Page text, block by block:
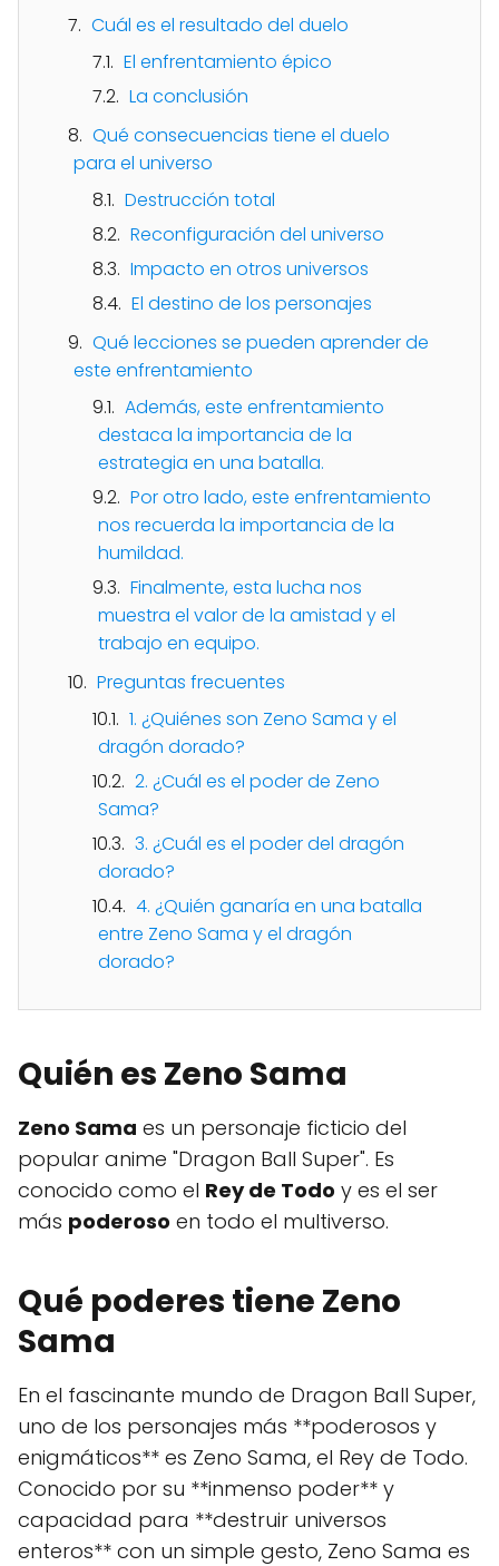
Cuál es el resultado del duelo
El enfrentamiento épico
La conclusión
Qué consecuencias tiene el duelo
para el universo
Destrucción total
Reconfiguración del universo
Impacto en otros universos
El destino de los personajes
Qué lecciones se pueden aprender de
este enfrentamiento
Además, este enfrentamiento
destaca la importancia de la
estrategia en una batalla.
Por otro lado, este enfrentamiento
nos recuerda la importancia de la
humildad.
Finalmente, esta lucha nos
muestra el valor de la amistad y el
trabajo en equipo.
Preguntas frecuentes
1. ¿Quiénes son Zeno Sama y el
dragón dorado?
2. ¿Cuál es el poder de Zeno
Sama?
3. ¿Cuál es el poder del dragón
dorado?
4. ¿Quién ganaría en una batalla
entre Zeno Sama y el dragón
dorado?
Quién es Zeno Sama
Zeno Sama es un personaje ficticio del
popular anime "Dragon Ball Super". Es
conocido como el Rey de Todo y es el ser
más poderoso en todo el multiverso.
Qué poderes tiene Zeno
Sama
En el fascinante mundo de Dragon Ball Super,
uno de los personajes más **poderosos y
enigmáticos** es Zeno Sama, el Rey de Todo.
Conocido por su **inmenso poder** y
capacidad para **destruir universos
enteros** con un simple gesto, Zeno Sama es